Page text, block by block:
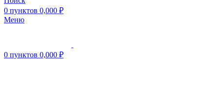
0 пунктов 0,000 ₽
Меню
0 пунктов 0,000 ₽